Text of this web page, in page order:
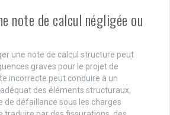
note de calcul négligée ou
une note de calcul structure peut
graves pour le projet de
incorrecte peut conduire à un
des éléments structuraux,
de défaillance sous les charges